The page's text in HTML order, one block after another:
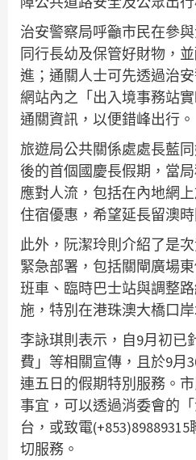
治安警察局呼籲市民在參
同行長幼及保管好財物，
進；通關人士可先透過治
網站內之「出入境事務站
通關資訊，以便錯峰出行。
旅遊局公共關係處處長藍
後的首個國慶長假期，當
應對人流，包括在內地網
住宿優惠，希望延長留澳時
此外，阮潔玲則介紹了是
緊急部署，包括關閘廣場
班車、臨時巴士站與調整
施，特別在港珠澳大橋口
李詠琪則表示，自9月初已
費」等相關宣傳，且於9月
連五日的假期特別服務。
事宜，可以透過消委會的
台，或致電
切服務。